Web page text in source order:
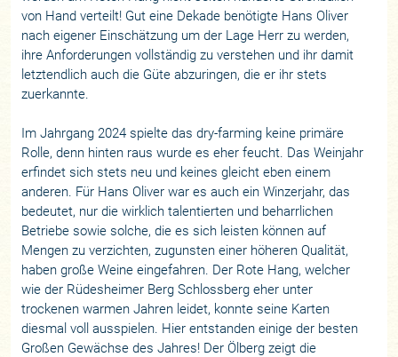
von Hand verteilt! Gut eine Dekade benötigte Hans Oliver
nach eigener Einschätzung um der Lage Herr zu werden,
ihre Anforderungen vollständig zu verstehen und ihr damit
letztendlich auch die Güte abzuringen, die er ihr stets
zuerkannte.
Im Jahrgang 2024 spielte das dry-farming keine primäre
Rolle, denn hinten raus wurde es eher feucht. Das Weinjahr
erfindet sich stets neu und keines gleicht eben einem
anderen. Für Hans Oliver war es auch ein Winzerjahr, das
bedeutet, nur die wirklich talentierten und beharrlichen
Betriebe sowie solche, die es sich leisten können auf
Mengen zu verzichten, zugunsten einer höheren Qualität,
haben große Weine eingefahren. Der Rote Hang, welcher
wie der Rüdesheimer Berg Schlossberg eher unter
trockenen warmen Jahren leidet, konnte seine Karten
diesmal voll ausspielen. Hier entstanden einige der besten
Großen Gewächse des Jahres! Der Ölberg zeigt die